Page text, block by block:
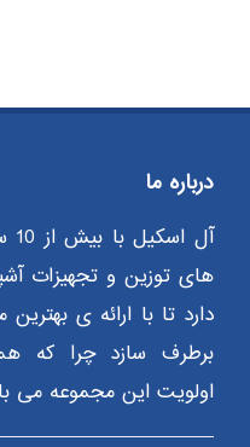
درباره ما
های توزین و تجهیزات
دارد تا با ارائه ی
برطرف سازد چرا که
اولویت این مجموعه می